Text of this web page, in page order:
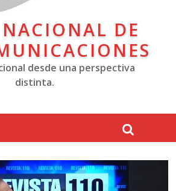
DE
desde una perspectiva
distinta.